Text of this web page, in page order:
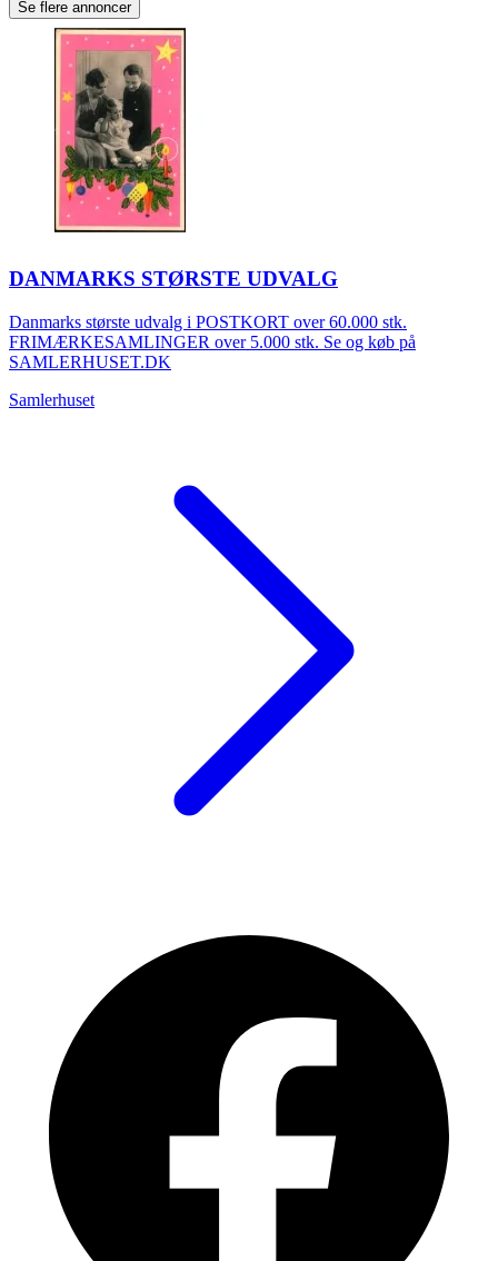
Se flere annoncer
DANMARKS STØRSTE UDVALG
Danmarks største udvalg i POSTKORT over 60.000 stk.
FRIMÆRKESAMLINGER over 5.000 stk. Se og køb på
SAMLERHUSET.DK
Samlerhuset